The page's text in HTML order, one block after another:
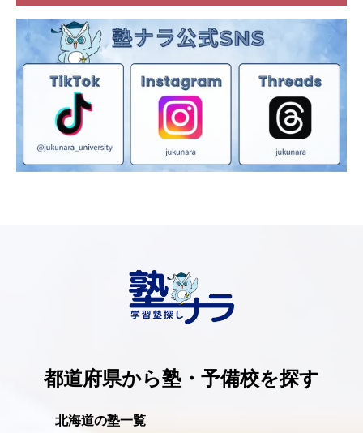
都道府県から塾・予備校を探す
北海道の塾一覧